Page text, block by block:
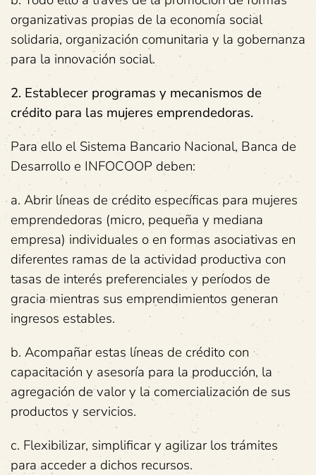
organizativas propias de la economía social
solidaria, organización comunitaria y la gobernanza
para la innovación social.
2. Establecer programas y mecanismos de
crédito para las mujeres emprendedoras.
Para ello el Sistema Bancario Nacional, Banca de
Desarrollo e INFOCOOP deben:
a. Abrir líneas de crédito específicas para mujeres
emprendedoras (micro, pequeña y mediana
empresa) individuales o en formas asociativas en
diferentes ramas de la actividad productiva con
tasas de interés preferenciales y períodos de
gracia mientras sus emprendimientos generan
ingresos estables.
b. Acompañar estas líneas de crédito con
capacitación y asesoría para la producción, la
agregación de valor y la comercialización de sus
productos y servicios.
c. Flexibilizar, simplificar y agilizar los trámites
para acceder a dichos recursos.